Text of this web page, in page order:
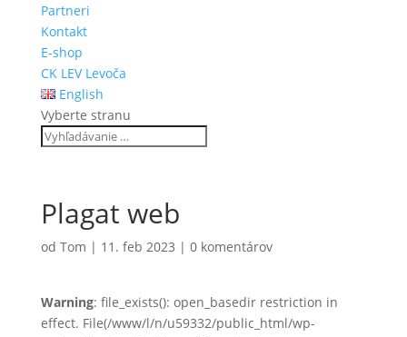
Partneri
Kontakt
E-shop
CK LEV Levoča
English
Vyberte stranu
Plagat web
od Tom | 11. feb 2023 | 0 komentárov
Warning: file_exists(): open_basedir restriction in
effect. File(/www/l/n/u59332/public_html/wp-